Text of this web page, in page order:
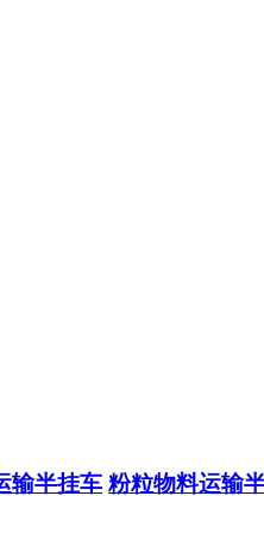
输半挂车 粉粒物料运输